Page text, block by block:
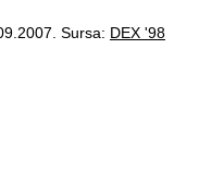
Sursa: DEX '98